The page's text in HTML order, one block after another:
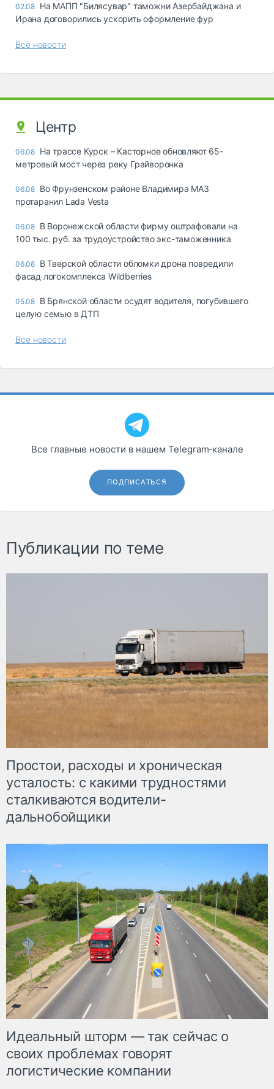
02.08 На МАПП "Билясувар" таможни Азербайджана и
Ирана договорились ускорить оформление фур
Все новости
Центр
06.08 На трассе Курск – Касторное обновляют 65-
метровый мост через реку Грайворонка
06.08 Во Фрунзенском районе Владимира МАЗ
протаранил Lada Vesta
06.08 В Воронежской области фирму оштрафовали на
100 тыс. руб. за трудоустройство экс-таможенника
06.08 В Тверской области обломки дрона повредили
фасад логокомплекса Wildberries
05.08 В Брянской области осудят водителя, погубившего
целую семью в ДТП
Все новости
Все главные новости в нашем Telegram‑канале
ПОДПИСАТЬСЯ
Публикации по теме
Простои, расходы и хроническая
усталость: с какими трудностями
сталкиваются водители-
дальнобойщики
Идеальный шторм — так сейчас о
своих проблемах говорят
логистические компании